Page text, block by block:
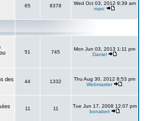
65 8378
Wed Oct 03, 2012 8:39 am
marc
51 745
Mon Jun 03, 2013 1:11 pm
Daniel
des
44 1332
Thu Aug 30, 2012 8:53 pm
Webmaster
11 11
Tue Jun 17, 2008 12:07 pm
bonaberi